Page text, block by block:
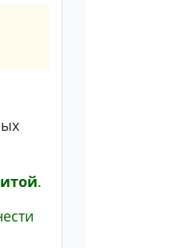
.